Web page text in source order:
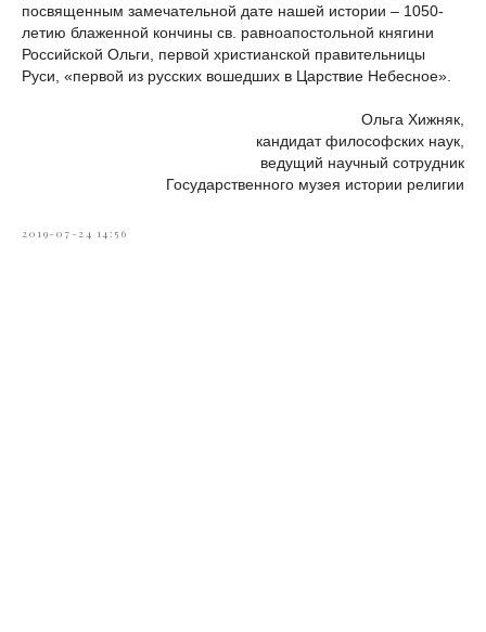
посвященным замечательной дате нашей истории – 1050-
летию блаженной кончины св. равноапостольной княгини
Российской Ольги, первой христианской правительницы
Руси, «первой из русских вошедших в Царствие Небесное».
Ольга Хижняк,
кандидат философских наук,
ведущий научный сотрудник
Государственного музея истории религии
2019-07-24 14:56